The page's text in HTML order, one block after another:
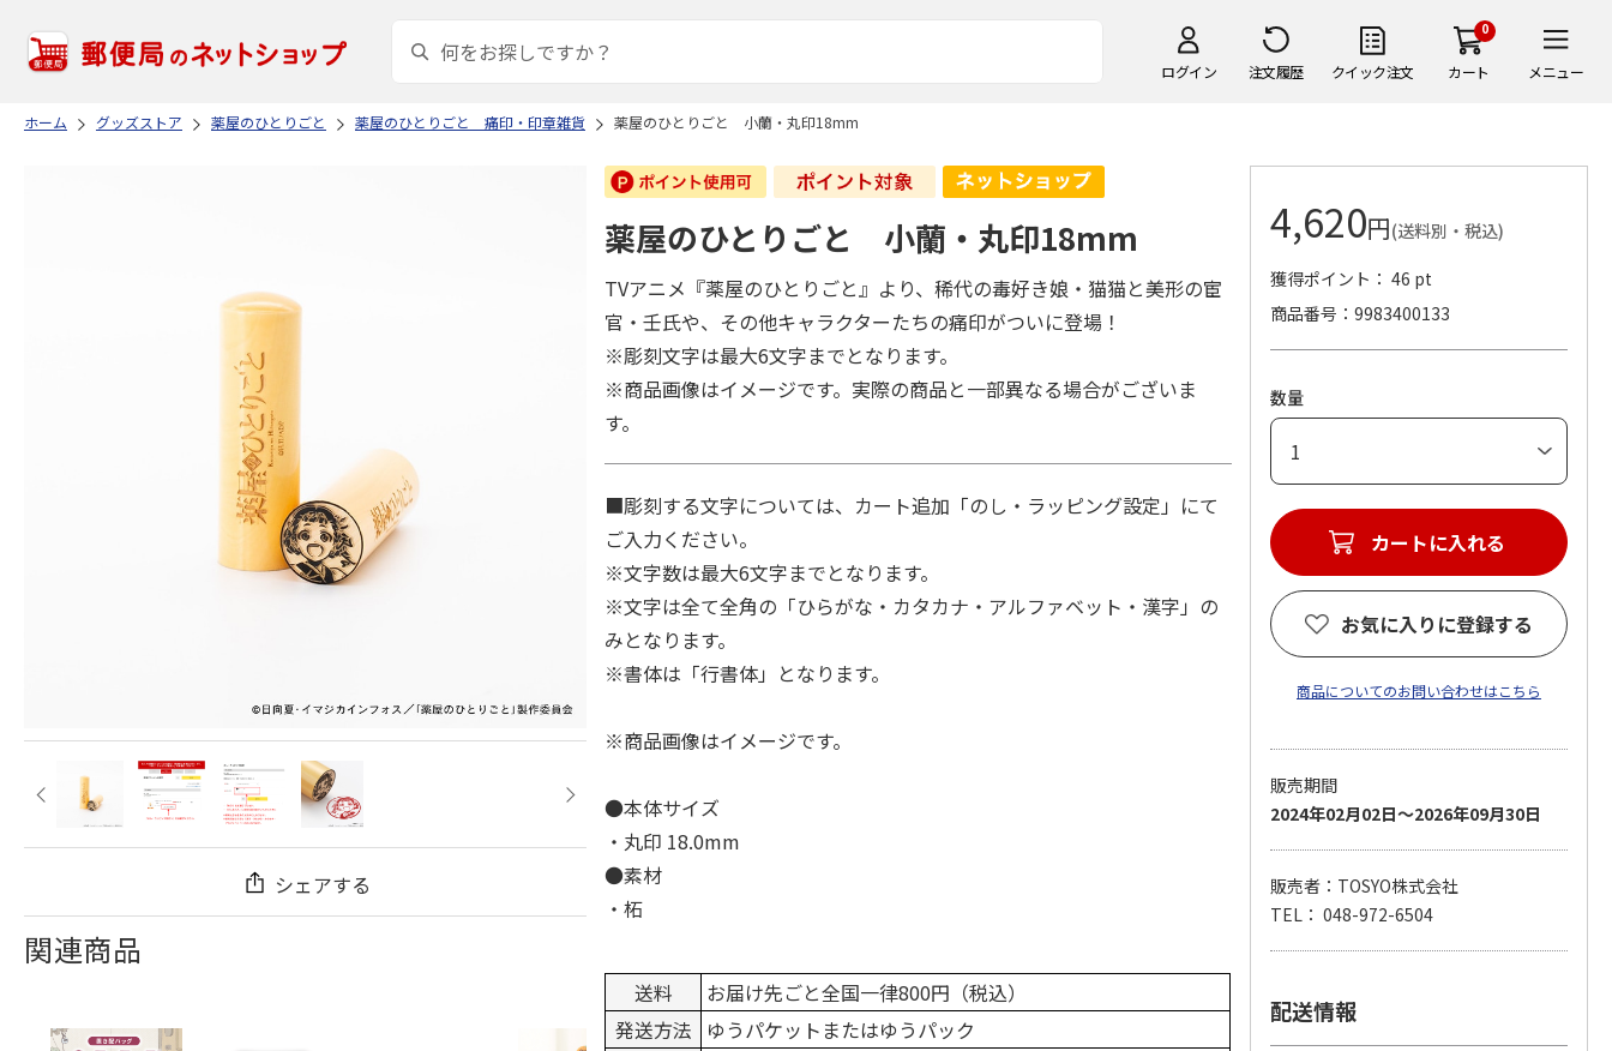
ログイン 注文履歴 クイック注文
0
カート メニュー
ホーム グッズストア 薬屋のひとりごと 薬屋のひとりごと 痛印・印章雑貨 薬屋のひとりごと 小蘭・丸印18mm
シェアする
関連商品
薬屋のひとりごと 小蘭・丸印18mm
TVアニメ『薬屋のひとりごと』より、稀代の毒好き娘・猫猫と美形の宦
官・壬氏や、その他キャラクターたちの痛印がついに登場！
※彫刻文字は最大6文字までとなります。
※商品画像はイメージです。実際の商品と一部異なる場合がございま
す。
■彫刻する文字については、カート追加「のし・ラッピング設定」にて
ご入力ください。
※文字数は最大6文字までとなります。
※文字は全て全角の「ひらがな・カタカナ・アルファベット・漢字」の
みとなります。
※書体は「行書体」となります。
※商品画像はイメージです。
●本体サイズ
・丸印 18.0mm
●素材
・柘
送料
お届け先ごと全国一律800円（税込）
発送方法
ゆうパケットまたはゆうパック
4,620円(送料別・税込)
獲得ポイント： 46 pt
商品番号
9983400133
数量
お気に入りに登録する
商品についてのお問い合わせはこちら
販売期間
2024年02月02日～2026年09月30日
販売者：TOSYO株式会社
TEL： 048-972-6504
配送情報